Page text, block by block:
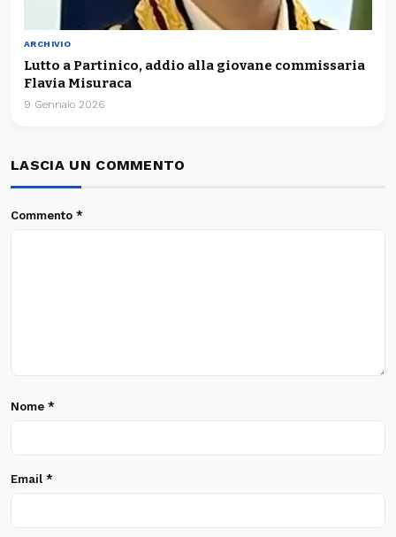
ARCHIVIO
Lutto a Partinico, addio alla giovane commissaria
Flavia Misuraca
9 Gennaio 2026
LASCIA UN COMMENTO
Commento *
Nome *
Email *